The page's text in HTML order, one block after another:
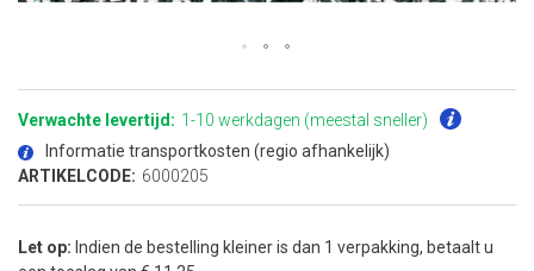
naar
begin
de
afbeeldingen-
Verwachte levertijd: 1-10 werkdagen (meestal sneller)
Informatie transportkosten (regio afhankelijk)
ARTIKELCODE: 6000205
Let op: Indien de bestelling kleiner is dan 1 verpakking, betaalt u